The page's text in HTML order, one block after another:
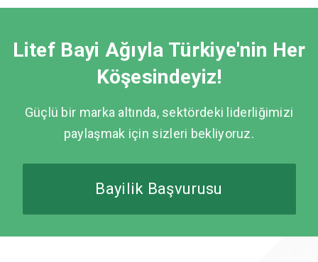
Litef Bayi Ağıyla Türkiye'nin Her
Köşesindeyiz!
Güçlü bir marka altında, sektördeki liderliğimizi
paylaşmak için sizleri bekliyoruz.
Bayilik Başvurusu